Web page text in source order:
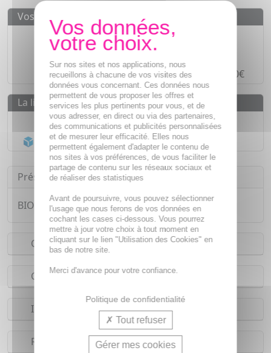
Vos avantages
Des prixIMBATTABLES
Paiement en ligne SÉCURISÉ
Paiement en4 fois sans fraisà partir de 30€
La livraison
Livraison gratuite dès55€
Acheminement Chronopost en 24h*
Présentation
BIOCYTE peau radieuse 60 gélules
Conseils d'utilisation
Composition
Indications
Réserves
Sur nos sites et nos applications, nous
recueillons à chacune de vos visites des
données vous concernant. Ces données nous
permettent de vous proposer les offres et
services les plus pertinents pour vous, et de
vous adresser, en direct ou via des partenaires,
des communications et publicités personnalisées
et de mesurer leur efficacité. Elles nous
permettent également d'adapter le contenu de
nos sites à vos préférences, de vous faciliter le
partage de contenu sur les réseaux sociaux et
de réaliser des statistiques
Avant de poursuivre, vous pouvez sélectionner
l'usage que nous ferons de vos données en
cochant les cases ci-dessous. Vous pourrez
mettre à jour votre choix à tout moment en
cliquant sur le lien "Utilisation des Cookies" en
bas de notre site.
Merci d'avance pour votre confiance.
Politique de confidentialité
Tout refuser
Gérer mes cookies